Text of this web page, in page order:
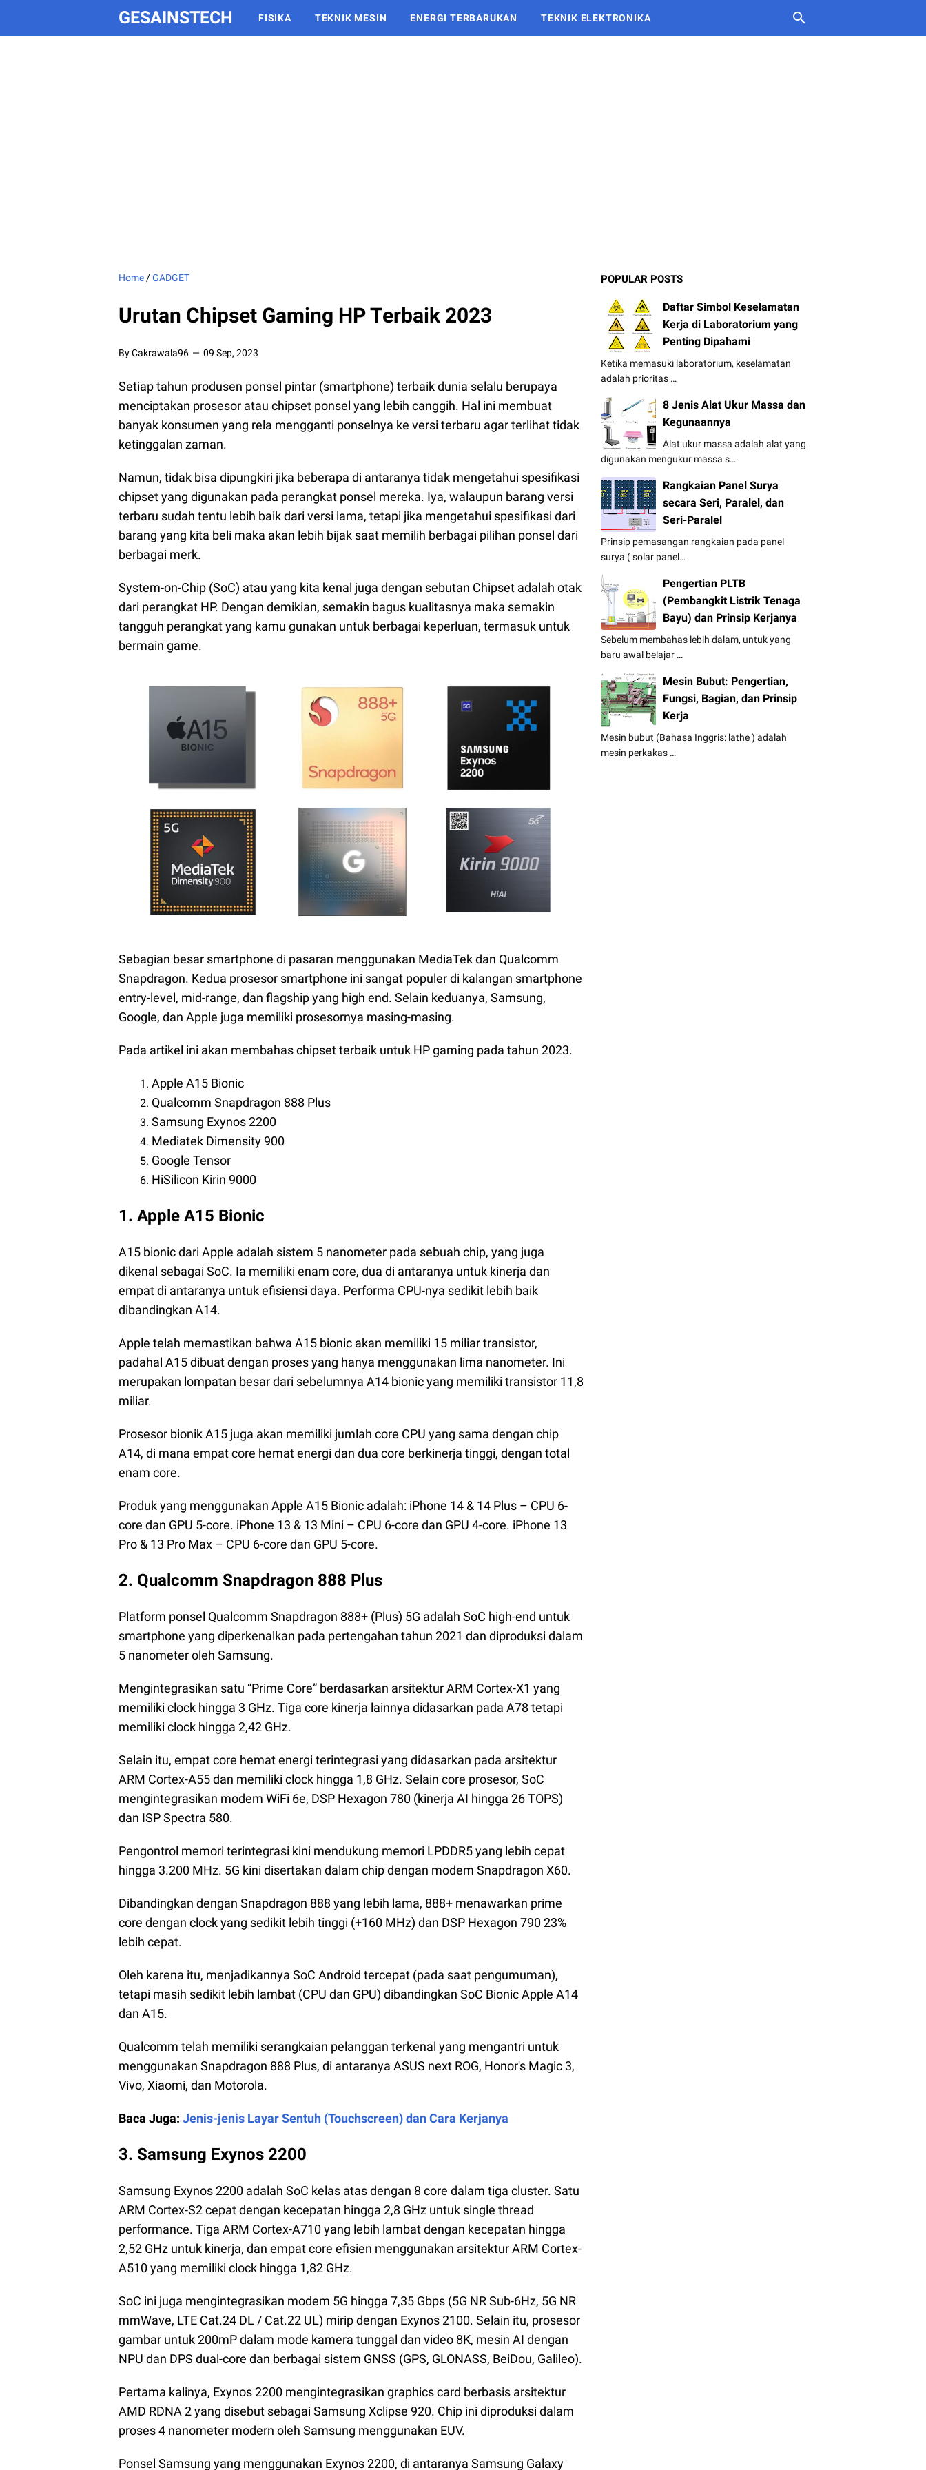
GESAINSTECH FISIKA TEKNIK MESIN ENERGI TERBARUKAN TEKNIK ELEKTRONIKA
Home /GADGET
Urutan Chipset Gaming HP Terbaik 2023
By Cakrawala96 09 Sep, 2023
Setiap tahun produsen ponsel pintar (smartphone) terbaik dunia selalu berupaya
menciptakan prosesor atau chipset ponsel yang lebih canggih. Hal ini membuat
banyak konsumen yang rela mengganti ponselnya ke versi terbaru agar terlihat tidak
ketinggalan zaman.
Namun, tidak bisa dipungkiri jika beberapa di antaranya tidak mengetahui spesifikasi
chipset yang digunakan pada perangkat ponsel mereka. Iya, walaupun barang versi
terbaru sudah tentu lebih baik dari versi lama, tetapi jika mengetahui spesifikasi dari
barang yang kita beli maka akan lebih bijak saat memilih berbagai pilihan ponsel dari
berbagai merk.
System-on-Chip (SoC) atau yang kita kenal juga dengan sebutan Chipset adalah otak
dari perangkat HP. Dengan demikian, semakin bagus kualitasnya maka semakin
tangguh perangkat yang kamu gunakan untuk berbagai keperluan, termasuk untuk
bermain game.
Sebagian besar smartphone di pasaran menggunakan MediaTek dan Qualcomm
Snapdragon. Kedua prosesor smartphone ini sangat populer di kalangan smartphone
entry-level, mid-range, dan flagship yang high end. Selain keduanya, Samsung,
Google, dan Apple juga memiliki prosesornya masing-masing.
Pada artikel ini akan membahas chipset terbaik untuk HP gaming pada tahun 2023.
Apple A15 Bionic
Qualcomm Snapdragon 888 Plus
Samsung Exynos 2200
Mediatek Dimensity 900
Google Tensor
HiSilicon Kirin 9000
1. Apple A15 Bionic
A15 bionic dari Apple adalah sistem 5 nanometer pada sebuah chip, yang juga
dikenal sebagai SoC. Ia memiliki enam core, dua di antaranya untuk kinerja dan
empat di antaranya untuk efisiensi daya. Performa CPU-nya sedikit lebih baik
dibandingkan A14.
Apple telah memastikan bahwa A15 bionic akan memiliki 15 miliar transistor,
padahal A15 dibuat dengan proses yang hanya menggunakan lima nanometer. Ini
merupakan lompatan besar dari sebelumnya A14 bionic yang memiliki transistor 11,8
miliar.
Prosesor bionik A15 juga akan memiliki jumlah core CPU yang sama dengan chip
A14, di mana empat core hemat energi dan dua core berkinerja tinggi, dengan total
enam core.
Produk yang menggunakan Apple A15 Bionic adalah: iPhone 14 & 14 Plus – CPU 6-
core dan GPU 5-core. iPhone 13 & 13 Mini – CPU 6-core dan GPU 4-core. iPhone 13
Pro & 13 Pro Max – CPU 6-core dan GPU 5-core.
2. Qualcomm Snapdragon 888 Plus
Platform ponsel Qualcomm Snapdragon 888+ (Plus) 5G adalah SoC high-end untuk
smartphone yang diperkenalkan pada pertengahan tahun 2021 dan diproduksi dalam
5 nanometer oleh Samsung.
Mengintegrasikan satu “Prime Core” berdasarkan arsitektur ARM Cortex-X1 yang
memiliki clock hingga 3 GHz. Tiga core kinerja lainnya didasarkan pada A78 tetapi
memiliki clock hingga 2,42 GHz.
Selain itu, empat core hemat energi terintegrasi yang didasarkan pada arsitektur
ARM Cortex-A55 dan memiliki clock hingga 1,8 GHz. Selain core prosesor, SoC
mengintegrasikan modem WiFi 6e, DSP Hexagon 780 (kinerja AI hingga 26 TOPS)
dan ISP Spectra 580.
Pengontrol memori terintegrasi kini mendukung memori LPDDR5 yang lebih cepat
hingga 3.200 MHz. 5G kini disertakan dalam chip dengan modem Snapdragon X60.
Dibandingkan dengan Snapdragon 888 yang lebih lama, 888+ menawarkan prime
core dengan clock yang sedikit lebih tinggi (+160 MHz) dan DSP Hexagon 790 23%
lebih cepat.
Oleh karena itu, menjadikannya SoC Android tercepat (pada saat pengumuman),
tetapi masih sedikit lebih lambat (CPU dan GPU) dibandingkan SoC Bionic Apple A14
dan A15.
Qualcomm telah memiliki serangkaian pelanggan terkenal yang mengantri untuk
menggunakan Snapdragon 888 Plus, di antaranya ASUS next ROG, Honor's Magic 3,
Vivo, Xiaomi, dan Motorola.
Baca Juga: Jenis-jenis Layar Sentuh (Touchscreen) dan Cara Kerjanya
3. Samsung Exynos 2200
Samsung Exynos 2200 adalah SoC kelas atas dengan 8 core dalam tiga cluster. Satu
ARM Cortex-S2 cepat dengan kecepatan hingga 2,8 GHz untuk single thread
performance. Tiga ARM Cortex-A710 yang lebih lambat dengan kecepatan hingga
2,52 GHz untuk kinerja, dan empat core efisien menggunakan arsitektur ARM Cortex-
A510 yang memiliki clock hingga 1,82 GHz.
SoC ini juga mengintegrasikan modem 5G hingga 7,35 Gbps (5G NR Sub-6Hz, 5G NR
mmWave, LTE Cat.24 DL / Cat.22 UL) mirip dengan Exynos 2100. Selain itu, prosesor
gambar untuk 200mP dalam mode kamera tunggal dan video 8K, mesin AI dengan
NPU dan DPS dual-core dan berbagai sistem GNSS (GPS, GLONASS, BeiDou, Galileo).
Pertama kalinya, Exynos 2200 mengintegrasikan graphics card berbasis arsitektur
AMD RDNA 2 yang disebut sebagai Samsung Xclipse 920. Chip ini diproduksi dalam
proses 4 nanometer modern oleh Samsung menggunakan EUV.
Ponsel Samsung yang menggunakan Exynos 2200, di antaranya Samsung Galaxy
POPULAR POSTS
Daftar Simbol Keselamatan
Kerja di Laboratorium yang
Penting Dipahami
Ketika memasuki laboratorium, keselamatan
adalah prioritas …
8 Jenis Alat Ukur Massa dan
Kegunaannya
Alat ukur massa adalah alat yang
digunakan mengukur massa s…
Rangkaian Panel Surya
secara Seri, Paralel, dan
Seri-Paralel
Prinsip pemasangan rangkaian pada panel
surya ( solar panel…
Pengertian PLTB
(Pembangkit Listrik Tenaga
Bayu) dan Prinsip Kerjanya
Sebelum membahas lebih dalam, untuk yang
baru awal belajar …
Mesin Bubut: Pengertian,
Fungsi, Bagian, dan Prinsip
Kerja
Mesin bubut (Bahasa Inggris: lathe ) adalah
mesin perkakas …